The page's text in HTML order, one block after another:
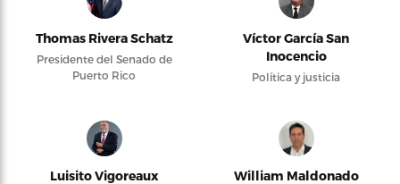
Thomas Rivera Schatz
Presidente del Senado de
Puerto Rico
Víctor García San
Inocencio
Política y justicia
Luisito Vigoreaux William Maldonado